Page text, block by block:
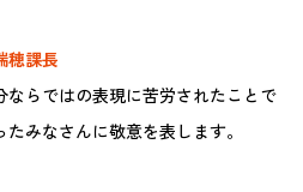
穂課長
ならではの表現に苦労されたことで
みなさんに敬意を表します。